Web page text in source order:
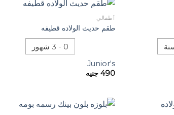
أطفالي
طقم حديث الولاده قطيفه
0 - 3 شهور
Junior's
490 جنيه